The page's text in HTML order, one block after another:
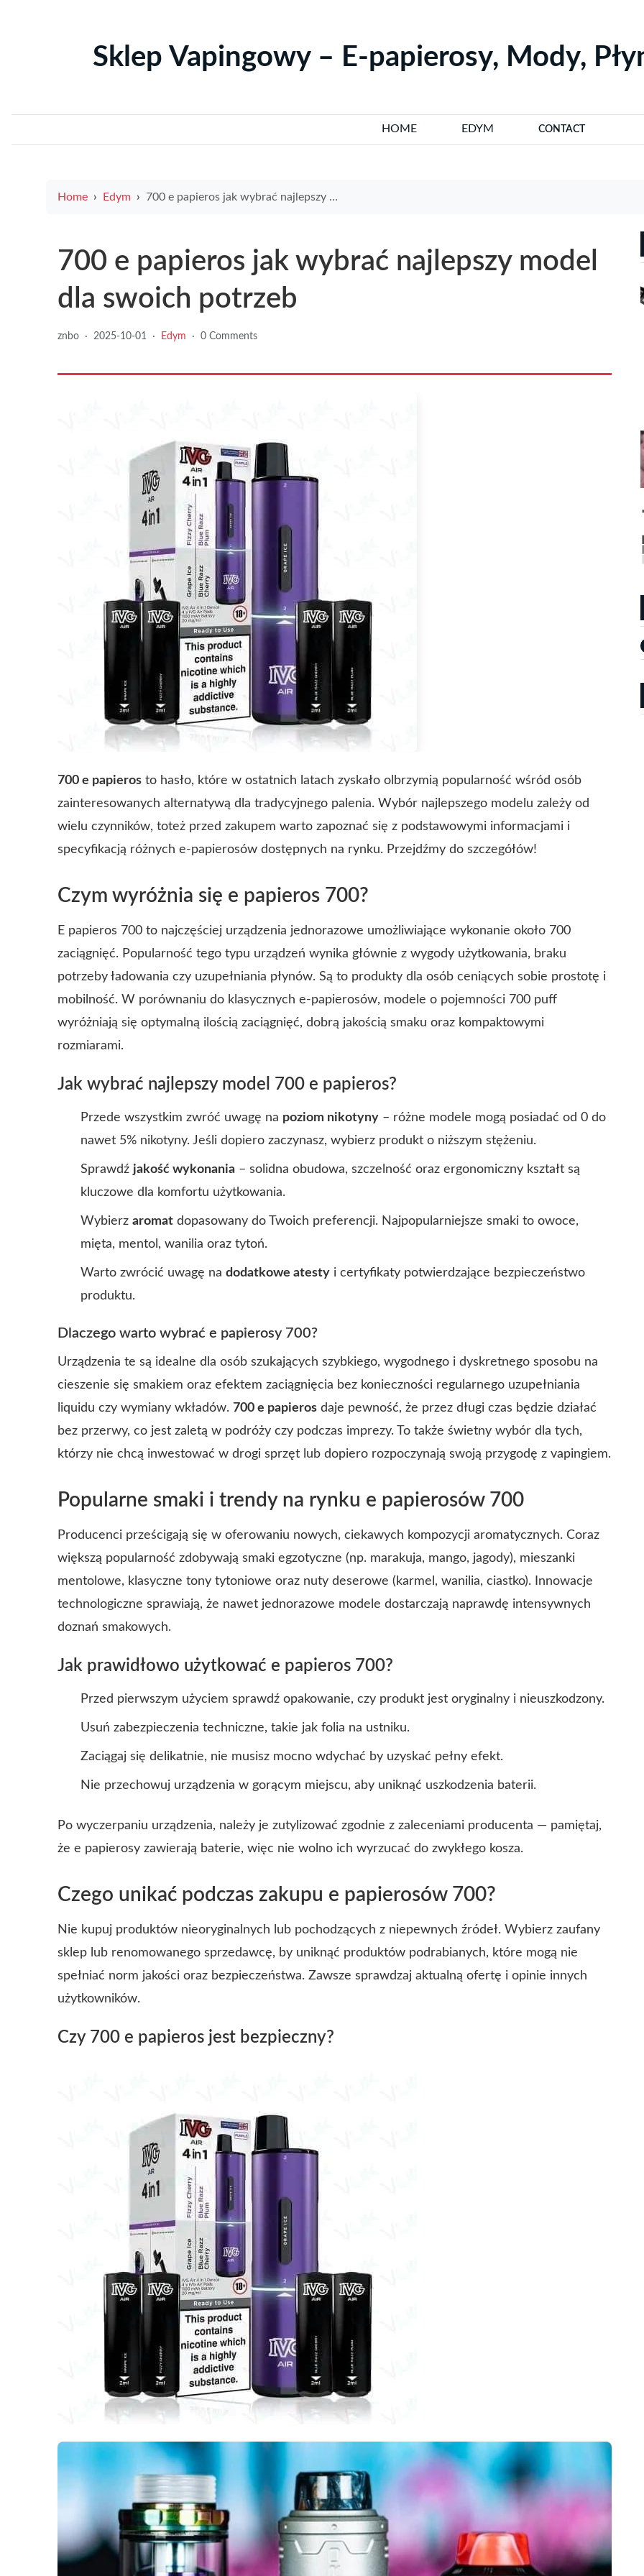
Sklep Vapingowy – E-papierosy, Mody,
HOME EDYM CONTACT
Home Edym 700 e papieros jak wybrać najlepszy model dla swoich potrzeb
700 e papieros jak wybrać najlepszy model
dla swoich potrzeb
znbo · 2025-10-01 · Edym · 0 Comments
700 e papieros to hasło, które w ostatnich latach zyskało olbrzymią popularność wśród osób
zainteresowanych alternatywą dla tradycyjnego palenia. Wybór najlepszego modelu zależy od
wielu czynników, toteż przed zakupem warto zapoznać się z podstawowymi informacjami i
specyfikacją różnych e-papierosów dostępnych na rynku. Przejdźmy do szczegółów!
Czym wyróżnia się e papieros 700?
E papieros 700 to najczęściej urządzenia jednorazowe umożliwiające wykonanie około 700
zaciągnięć. Popularność tego typu urządzeń wynika głównie z wygody użytkowania, braku
potrzeby ładowania czy uzupełniania płynów. Są to produkty dla osób ceniących sobie prostotę i
mobilność. W porównaniu do klasycznych e-papierosów, modele o pojemności 700 puff
wyróżniają się optymalną ilością zaciągnięć, dobrą jakością smaku oraz kompaktowymi
rozmiarami.
Jak wybrać najlepszy model 700 e papieros?
Przede wszystkim zwróć uwagę na poziom nikotyny – różne modele mogą posiadać od 0 do
nawet 5% nikotyny. Jeśli dopiero zaczynasz, wybierz produkt o niższym stężeniu.
Sprawdź jakość wykonania – solidna obudowa, szczelność oraz ergonomiczny kształt są
kluczowe dla komfortu użytkowania.
Wybierz aromat dopasowany do Twoich preferencji. Najpopularniejsze smaki to owoce,
mięta, mentol, wanilia oraz tytoń.
Warto zwrócić uwagę na dodatkowe atesty i certyfikaty potwierdzające bezpieczeństwo
produktu.
Dlaczego warto wybrać e papierosy 700?
Urządzenia te są idealne dla osób szukających szybkiego, wygodnego i dyskretnego sposobu na
cieszenie się smakiem oraz efektem zaciągnięcia bez konieczności regularnego uzupełniania
liquidu czy wymiany wkładów. 700 e papieros daje pewność, że przez długi czas będzie działać
bez przerwy, co jest zaletą w podróży czy podczas imprezy. To także świetny wybór dla tych,
którzy nie chcą inwestować w drogi sprzęt lub dopiero rozpoczynają swoją przygodę z vapingiem.
Popularne smaki i trendy na rynku e papierosów 700
Producenci prześcigają się w oferowaniu nowych, ciekawych kompozycji aromatycznych. Coraz
większą popularność zdobywają smaki egzotyczne (np. marakuja, mango, jagody), mieszanki
mentolowe, klasyczne tony tytoniowe oraz nuty deserowe (karmel, wanilia, ciastko). Innowacje
technologiczne sprawiają, że nawet jednorazowe modele dostarczają naprawdę intensywnych
doznań smakowych.
Jak prawidłowo użytkować e papieros 700?
Przed pierwszym użyciem sprawdź opakowanie, czy produkt jest oryginalny i nieuszkodzony.
Usuń zabezpieczenia techniczne, takie jak folia na ustniku.
Zaciągaj się delikatnie, nie musisz mocno wdychać by uzyskać pełny efekt.
Nie przechowuj urządzenia w gorącym miejscu, aby uniknąć uszkodzenia baterii.
Po wyczerpaniu urządzenia, należy je zutylizować zgodnie z zaleceniami producenta — pamiętaj,
że e papierosy zawierają baterie, więc nie wolno ich wyrzucać do zwykłego kosza.
Czego unikać podczas zakupu e papierosów 700?
Nie kupuj produktów nieoryginalnych lub pochodzących z niepewnych źródeł. Wybierz zaufany
sklep lub renomowanego sprzedawcę, by uniknąć produktów podrabianych, które mogą nie
spełniać norm jakości oraz bezpieczeństwa. Zawsze sprawdzaj aktualną ofertę i opinie innych
użytkowników.
Czy 700 e papieros jest bezpieczny?